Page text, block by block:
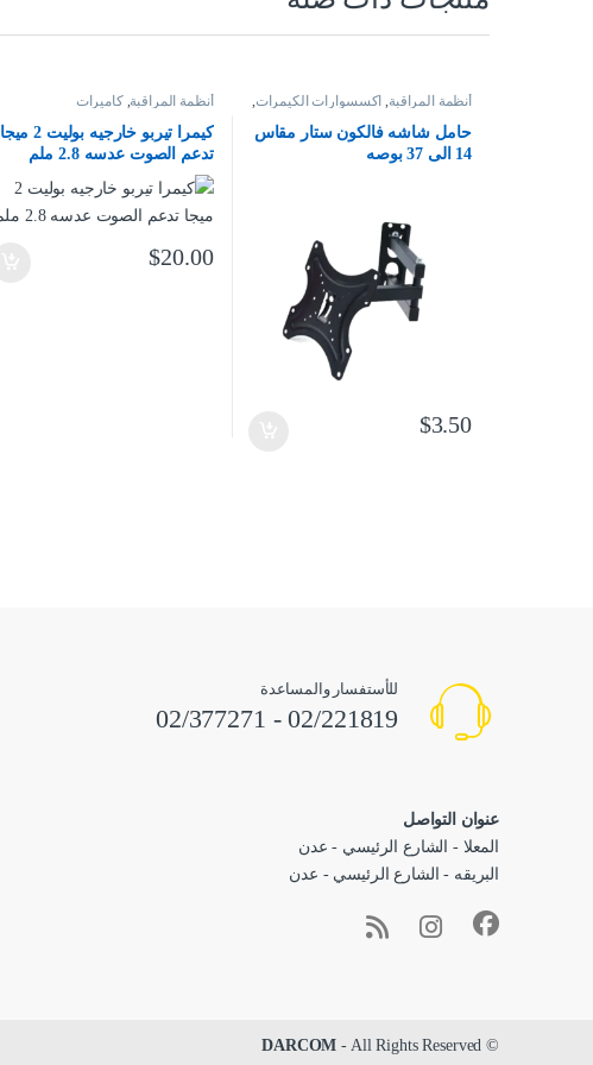
أنظمة المراقبة اكسسوارات الكيمرات
حامل شاشه فالكون ستار مقاس
14 الى 37 بوصه
$3.50
أنظمة المراقبة ,كاميرات
كيمرا تيربو خارجيه بوليت 2 ميجا
تدعم الصوت عدسه 2.8 ملم
$20.00
للأستفسار والمساعدة
02/221819 - 02/377271
عنوان التواصل
المعلا - الشارع الرئيسي - عدن
البريقه - الشارع الرئيسي - عدن
©
DARCOM - All Rights Reserved